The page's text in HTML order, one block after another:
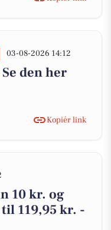
03-08-2026 14:12
den her
Kopiér link
10 kr. og
119,95 kr. -